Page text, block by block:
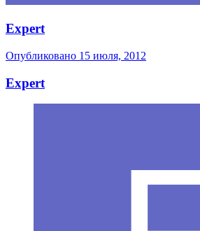
Expert
Опубликовано 15 июля, 2012
Expert